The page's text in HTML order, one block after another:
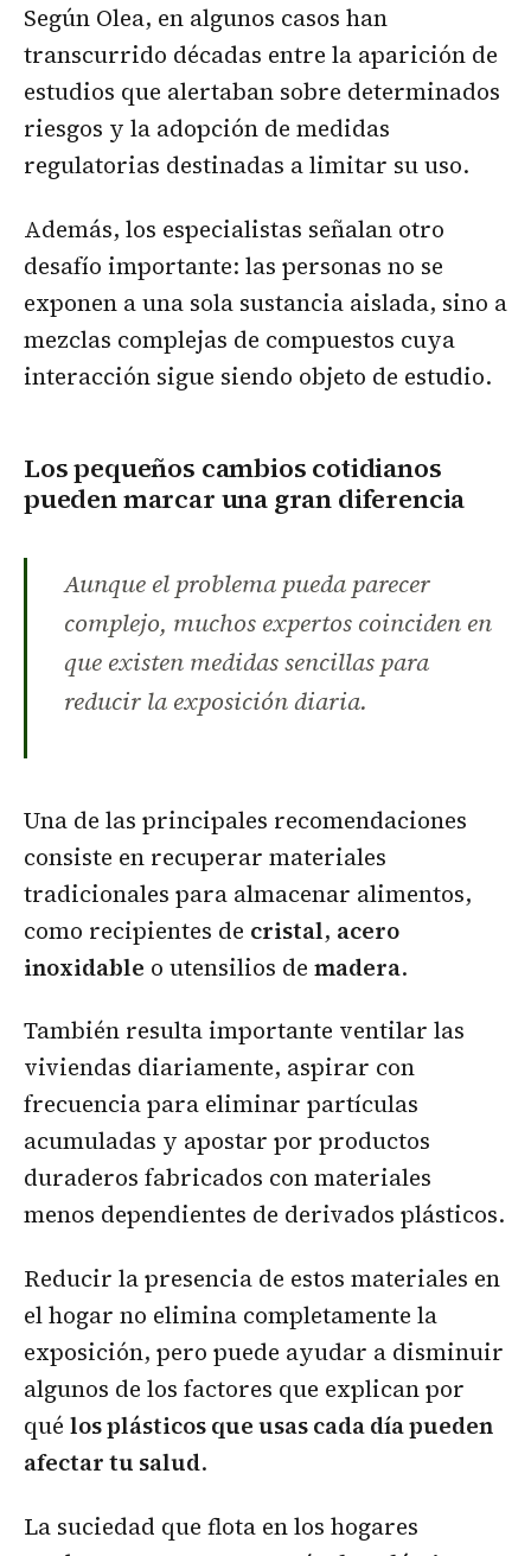
Según Olea, en algunos casos han
transcurrido décadas entre la aparición de
estudios que alertaban sobre determinados
riesgos y la adopción de medidas
regulatorias destinadas a limitar su uso.
Además, los especialistas señalan otro
desafío importante: las personas no se
exponen a una sola sustancia aislada, sino a
mezclas complejas de compuestos cuya
interacción sigue siendo objeto de estudio.
Los pequeños cambios cotidianos
pueden marcar una gran diferencia
Aunque el problema pueda parecer
complejo, muchos expertos coinciden en
que existen medidas sencillas para
reducir la exposición diaria.
Una de las principales recomendaciones
consiste en recuperar materiales
tradicionales para almacenar alimentos,
como recipientes de cristal, acero
inoxidable o utensilios de madera.
También resulta importante ventilar las
viviendas diariamente, aspirar con
frecuencia para eliminar partículas
acumuladas y apostar por productos
duraderos fabricados con materiales
menos dependientes de derivados plásticos.
Reducir la presencia de estos materiales en
el hogar no elimina completamente la
exposición, pero puede ayudar a disminuir
algunos de los factores que explican por
qué los plásticos que usas cada día pueden
afectar tu salud.
La suciedad que flota en los hogares